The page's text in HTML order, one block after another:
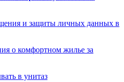
и защиты личных данных в
о комфортном жилье за
в унитаз